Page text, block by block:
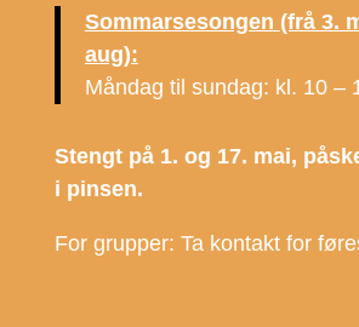
Sommarsesongen (frå 3.
aug):
Måndag til sundag: kl. 10 –
Stengt på 1. og 17. mai,
i pinsen.
For grupper: Ta kontakt for